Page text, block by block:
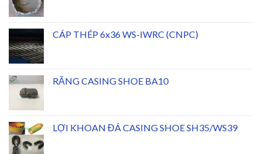
CÁP THÉP 6x36 WS-IWRC (CNPC)
RĂNG CASING SHOE BA10
LỢI KHOAN ĐÁ CASING SHOE SH35/WS39